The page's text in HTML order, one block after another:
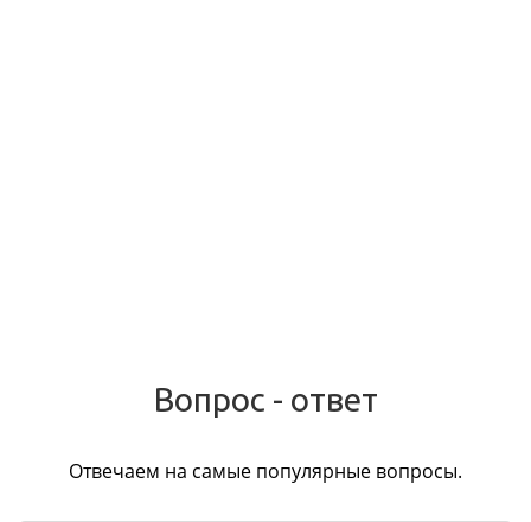
Вопрос - ответ
Отвечаем на самые популярные вопросы.